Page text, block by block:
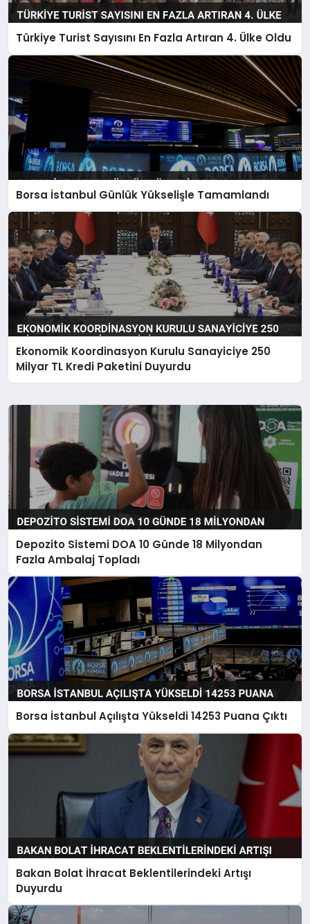
Türkiye Turist Sayısını En Fazla Artıran 4. Ülke Oldu
Borsa İstanbul Günlük Yükselişle Tamamlandı
Ekonomik Koordinasyon Kurulu Sanayiciye 250
Milyar TL Kredi Paketini Duyurdu
Depozito Sistemi DOA 10 Günde 18 Milyondan
Fazla Ambalaj Topladı
Borsa İstanbul Açılışta Yükseldi 14253 Puana Çıktı
Bakan Bolat İhracat Beklentilerindeki Artışı
Duyurdu